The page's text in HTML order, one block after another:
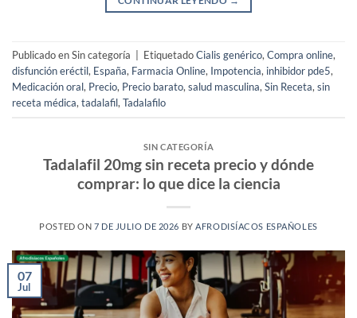
Publicado en Sin categoría EtiquetadoCialis genérico, Compra online,
disfunción eréctil, España, Farmacia Online, Impotencia, inhibidor pde5,
Medicación oral, Precio, Precio barato, salud masculina, Sin Receta, sin
receta médica, tadalafil, Tadalafilo
SIN CATEGORÍA
Tadalafil 20mg sin receta precio y dónde
comprar: lo que dice la ciencia
POSTED ON 7 DE JULIO DE 2026 BYAFRODISÍACOS ESPAÑOLES
07
Jul